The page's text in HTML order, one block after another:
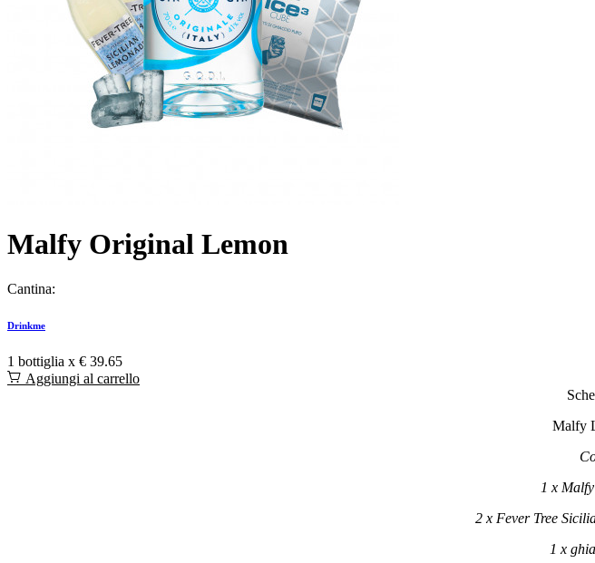
Malfy Original Lemon
Cantina:
Drinkme
1 bottiglia x € 39.65
Aggiungi al carrello
Malfy
1 x
2 x Fever Tree
1 x